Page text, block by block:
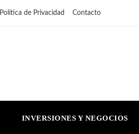
Política de Privacidad Contacto
INVERSIONES Y NEGOCIOS